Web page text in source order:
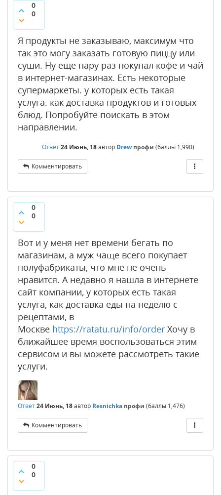
0
0
Я продукты не заказываю, максимум что
так это могу заказать готовую пиццу или
суши. Ну еще пару раз покупал кофе и чай
в интернет-магазинах. Есть некоторые
супермаркеты. у которых есть такая
услуга. как доставка продуктов и готовых
блюд. Попробуйте поискать в этом
направлении.
Ответ24 Июнь, 18автор Drew профи (баллы 1,990)
Комментировать
0
0
Вот и у меня нет времени бегать по
магазинам, а муж чаще всего покупает
полуфабрикаты, что мне не очень
нравится. А недавно я нашла в интернете
сайт компании, у которых есть такая
услуга, как доставка еды на неделю с
рецептами, в
Москве https://ratatu.ru/info/order Хочу в
ближайшее время воспользоваться этим
сервисом и вы можете рассмотреть такие
услуги.
Ответ24 Июнь, 18автор Resnichka профи (баллы 1,476)
Комментировать
0
0